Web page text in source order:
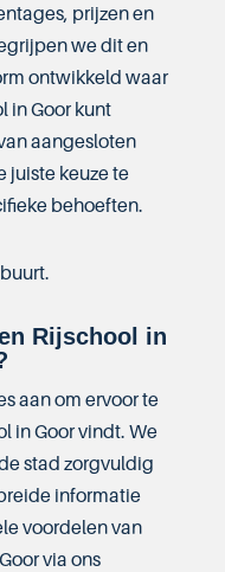
prijzen en
we dit en
ontwikkeld waar
in Goor kunt
aangesloten
juiste keuze te
behoeften.
Rijschool in
aan om ervoor te
in Goor vindt. We
stad zorgvuldig
informatie
voordelen van
via ons